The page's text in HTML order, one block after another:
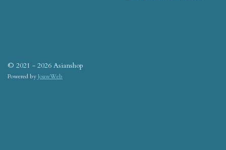
© 2021 - 2026 Asianshop
Powered byJouwWeb